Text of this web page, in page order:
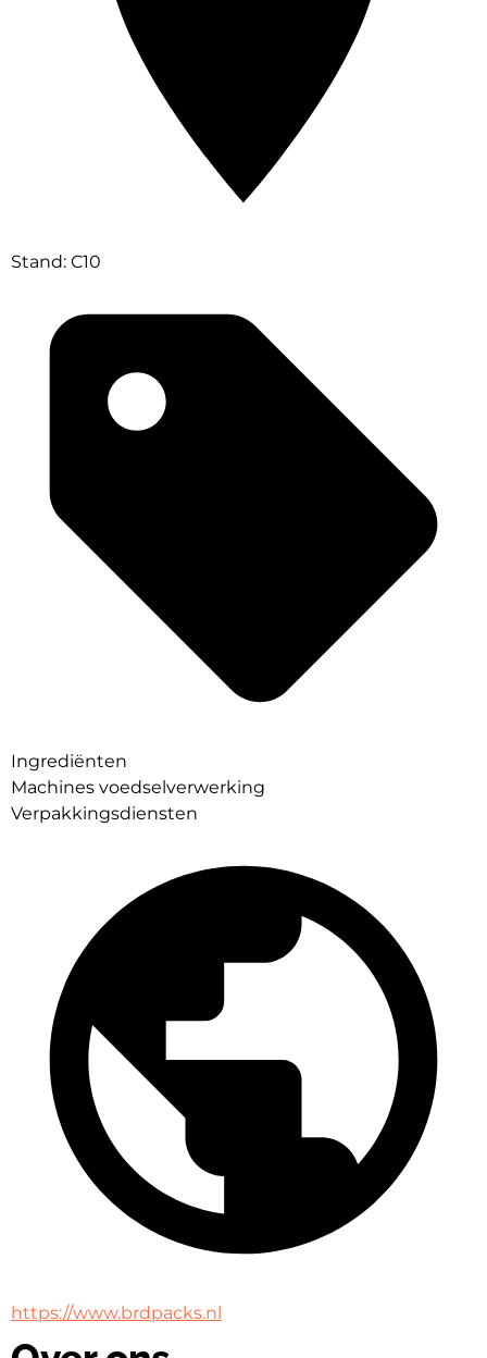
Stand: C10
Ingrediënten
Machines voedselverwerking
Verpakkingsdiensten
https://www.brdpacks.nl